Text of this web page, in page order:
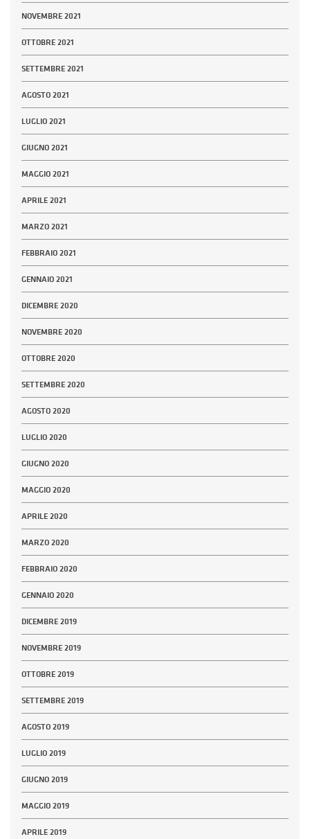
NOVEMBRE 2021
OTTOBRE 2021
SETTEMBRE 2021
AGOSTO 2021
LUGLIO 2021
GIUGNO 2021
MAGGIO 2021
APRILE 2021
MARZO 2021
FEBBRAIO 2021
GENNAIO 2021
DICEMBRE 2020
NOVEMBRE 2020
OTTOBRE 2020
SETTEMBRE 2020
AGOSTO 2020
LUGLIO 2020
GIUGNO 2020
MAGGIO 2020
APRILE 2020
MARZO 2020
FEBBRAIO 2020
GENNAIO 2020
DICEMBRE 2019
NOVEMBRE 2019
OTTOBRE 2019
SETTEMBRE 2019
AGOSTO 2019
LUGLIO 2019
GIUGNO 2019
MAGGIO 2019
APRILE 2019